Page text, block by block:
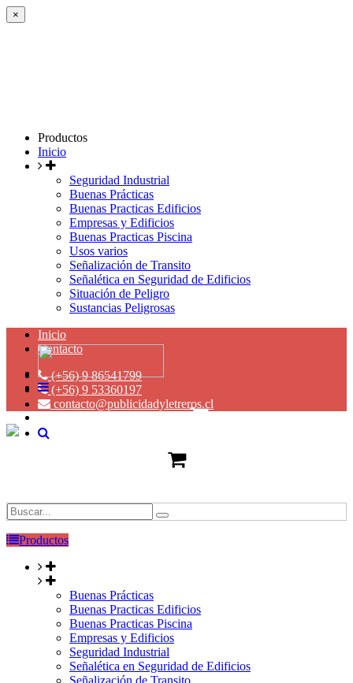
×
Productos
Inicio
Seguridad Industrial
Buenas Prácticas
Buenas Practicas Edificios
Empresas y Edificios
Buenas Practicas Piscina
Usos varios
Señalización de Transito
Señalética en Seguridad de Edificios
Situación de Peligro
Sustancias Peligrosas
Inicio
Contacto
(+56) 9 86541799
(+56) 9 53360197
contacto@publicidadyletreros.cl
Productos
Buenas Prácticas
Buenas Practicas Edificios
Buenas Practicas Piscina
Empresas y Edificios
Seguridad Industrial
Señalética en Seguridad de Edificios